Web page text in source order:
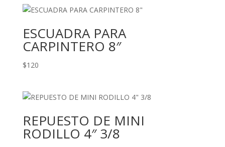
ESCUADRA PARA
CARPINTERO 8″
$120
REPUESTO DE MINI
RODILLO 4″ 3/8